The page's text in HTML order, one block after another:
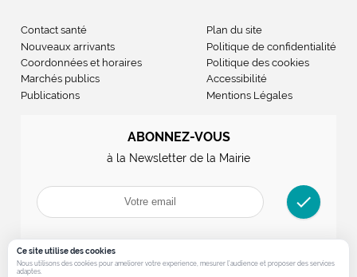
Contact santé
Nouveaux arrivants
Coordonnées et horaires
Marchés publics
Publications
Plan du site
Politique de confidentialité
Politique des cookies
Accessibilité
Mentions Légales
ABONNEZ-VOUS
à la Newsletter de la Mairie
check
Ce site utilise des cookies
Nous utilisons des cookies pour ameliorer votre experience, mesurer l’audience et proposer des services
adaptes.